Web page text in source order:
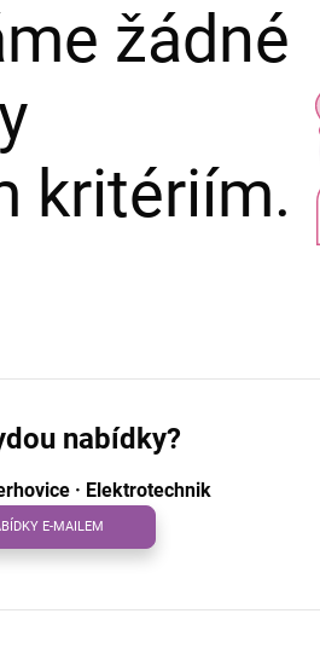
žádné
kritériím.
nabídky?
· Elektrotechnik
E-MAILEM